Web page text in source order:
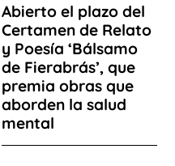
Abierto el plazo del
Certamen de Relato
y Poesía ‘Bálsamo
de Fierabrás’, que
premia obras que
aborden la salud
mental